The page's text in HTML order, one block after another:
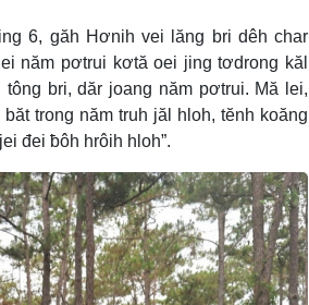
6, găh Hơnih vei lăng bri dêh char
năm pơtrui kơtă oei jing tơdrong kăl
bri, dăr joang năm pơtrui. Mă lei,
trong năm truh jăl hloh, tĕnh koăng
đei ƀôh hrôih hloh”.